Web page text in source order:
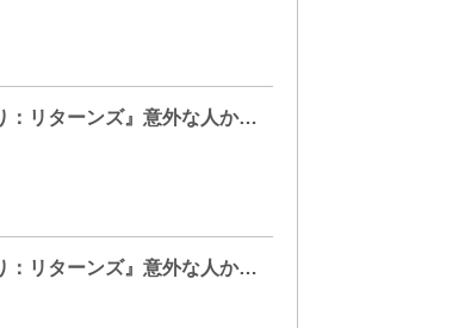
クォン・サンウ×ソン・ドンイル『探偵なふたり：リターンズ』意外な人かカメオ出演！本編冒頭映像解禁
クォン・サンウ×ソン・ドンイル『探偵なふたり：リターンズ』意外な人かカメオ出演！本編冒頭映像解禁